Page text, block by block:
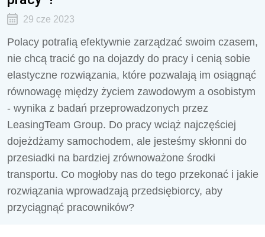
29 cze 2023
Polacy potrafią efektywnie zarządzać swoim czasem,
nie chcą tracić go na dojazdy do pracy i cenią sobie
elastyczne rozwiązania, które pozwalają im osiągnąć
równowagę między życiem zawodowym a osobistym
- wynika z badań przeprowadzonych przez
LeasingTeam Group. Do pracy wciąż najczęściej
dojeżdżamy samochodem, ale jesteśmy skłonni do
przesiadki na bardziej zrównoważone środki
transportu. Co mogłoby nas do tego przekonać i jakie
rozwiązania wprowadzają przedsiębiorcy, aby
przyciągnąć pracowników?